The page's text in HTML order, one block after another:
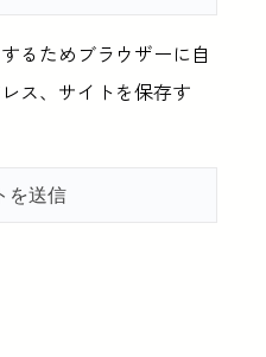
るためブラウザーに自
ス、サイトを保存す